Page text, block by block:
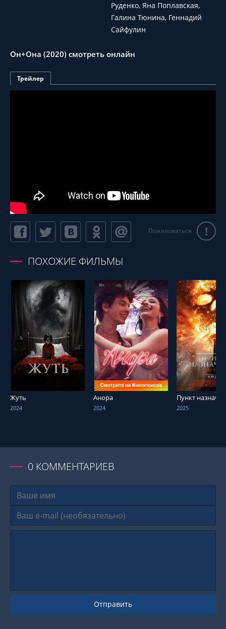
Руденко, Яна Поплавская,
Галина Тюнина, Геннадий
Сайфулин
Он+Она (2020) смотреть онлайн
Трейлер
Пожаловаться !
ПОХОЖИЕ ФИЛЬМЫ
СМОТРЕТЬ ОНЛАЙН
Жуть
2024
СМОТРЕТЬ ОНЛАЙН
Анора
2024
СМОТРЕТЬ
Пункт
2025
0 КОММЕНТАРИЕВ
Отправить